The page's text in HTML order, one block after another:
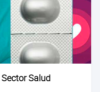
Salud